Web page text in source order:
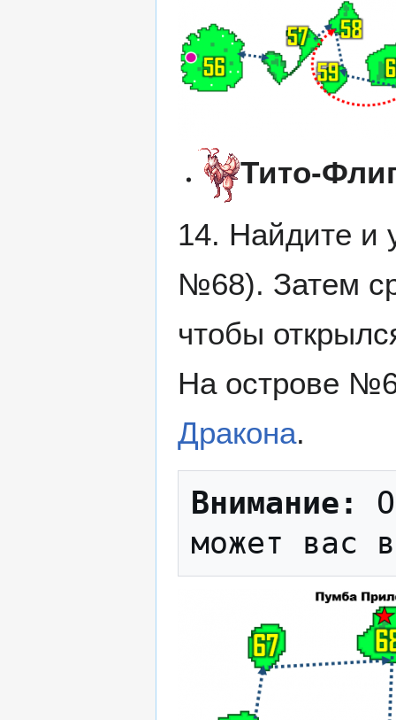
Тито-
14. Найдите и
№68). Затем
чтобы
На острове
Дракона.
Внимание: